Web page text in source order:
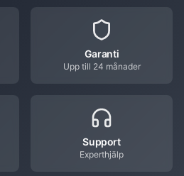
Garanti
Upp till 24 månader
Support
Experthjälp